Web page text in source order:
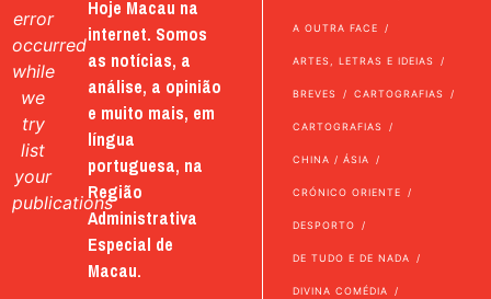
error
occurred
while
we
try
list
your
publications
Hoje Macau na
internet. Somos
as notícias, a
análise, a opinião
e muito mais, em
língua
portuguesa, na
Região
Administrativa
Especial de
Macau.
A OUTRA FACE
ARTES, LETRAS E IDEIAS
BREVES CARTOGRAFIAS
CARTOGRAFIAS
CHINA / ÁSIA
CRÓNICO ORIENTE
DESPORTO
DE TUDO E DE NADA
DIVINA COMÉDIA